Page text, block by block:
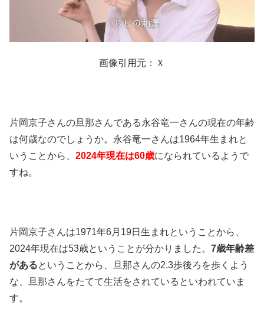
画像引用元：Ｘ
片岡京子さんの旦那さんである永谷竜一さんの現在の年齢
は何歳なのでしょうか。永谷竜一さんは1964年生まれと
いうことから、 2024年現在は60歳になられているようで
すね。
片岡京子さんは1971年6月19日生まれということから、
2024年現在は53歳ということが分かりました。 7歳年齢差
があるということから、旦那さんの2.3歩後ろを歩くよう
な、旦那さんをたてて生活をされているといわれていま
す。